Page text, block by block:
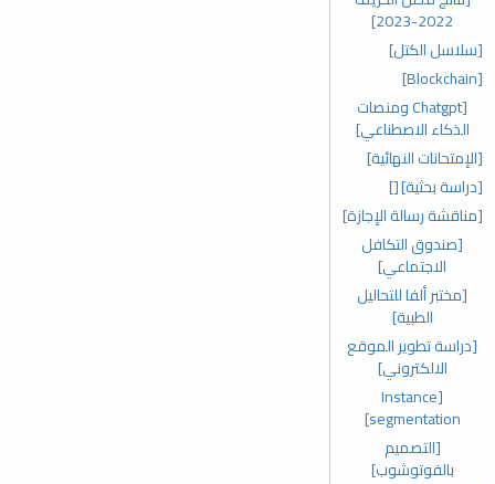
2022-2023]
[سلاسل الكتل]
[Blockchain]
[Chatgpt ومنصات
الذكاء الاصطناعي]
[الإمتحانات النهائية]
[دراسة بحثية][]
[مناقشة رسالة الإجازة]
[صندوق التكافل
الاجتماعي]
[مختبر ألفا للتحاليل
الطبية]
[دراسة تطوير الموقع
الالكتروني]
[Instance
segmentation]
[التصميم
بالفوتوشوب]